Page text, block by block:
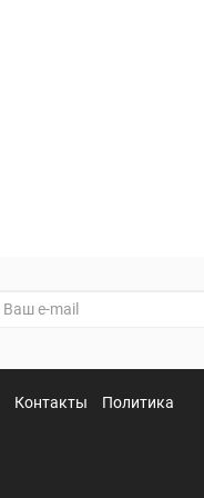
Контакты
Политика